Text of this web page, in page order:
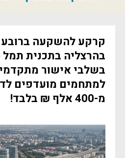
קרקע להשקעה ברובע
בשלבי אישור
למתחמים מועדפים
מ-400 אלף ₪ בלבד!